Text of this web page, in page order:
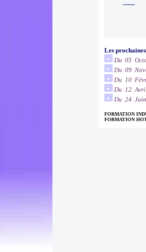
------
Les
Du 05
Du 09
Du 10
Du 12
Du 24
FORMATION
FORMATION